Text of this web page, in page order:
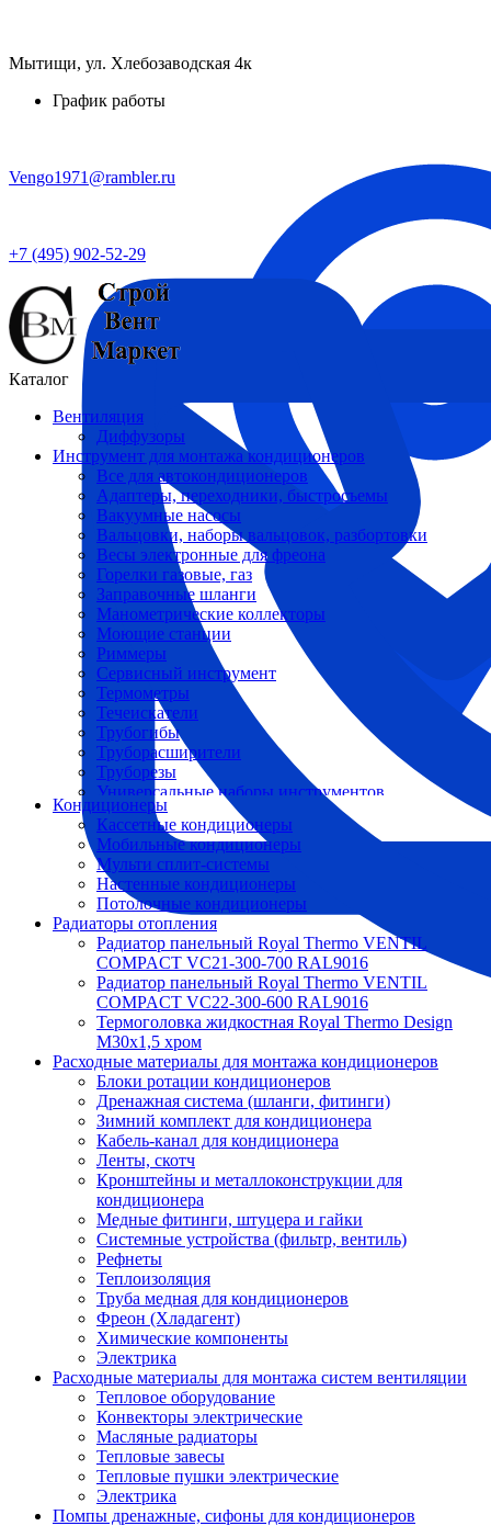
Мытищи, ул. Хлебозаводская 4к
График работы
Vengo1971@rambler.ru
+7 (495) 902-52-29
Каталог
Вентиляция
Диффузоры
Инструмент для монтажа кондиционеров
Все для автокондиционеров
Адаптеры, переходники, быстросъемы
Вакуумные насосы
Вальцовки, наборы вальцовок, разбортовки
Весы электронные для фреона
Горелки газовые, газ
Заправочные шланги
Манометрические коллекторы
Моющие станции
Риммеры
Сервисный инструмент
Термометры
Течеискатели
Трубогибы
Труборасширители
Труборезы
Универсальные наборы инструментов
Кондиционеры
Кассетные кондиционеры
Мобильные кондиционеры
Мульти сплит-системы
Настенные кондиционеры
Потолочные кондиционеры
Радиаторы отопления
Радиатор панельный Royal Thermo VENTIL
COMPACT VC21-300-700 RAL9016
Радиатор панельный Royal Thermo VENTIL
COMPACT VC22-300-600 RAL9016
Термоголовка жидкостная Royal Thermo Design
M30х1,5 хром
Расходные материалы для монтажа кондиционеров
Блоки ротации кондиционеров
Дренажная система (шланги, фитинги)
Зимний комплект для кондиционера
Кабель-канал для кондиционера
Ленты, скотч
Кронштейны и металлоконструкции для
кондиционера
Медные фитинги, штуцера и гайки
Системные устройства (фильтр, вентиль)
Рефнеты
Теплоизоляция
Труба медная для кондиционеров
Фреон (Хладагент)
Химические компоненты
Электрика
Расходные материалы для монтажа систем вентиляции
Тепловое оборудование
Конвекторы электрические
Масляные радиаторы
Тепловые завесы
Тепловые пушки электрические
Электрика
Помпы дренажные, сифоны для кондиционеров